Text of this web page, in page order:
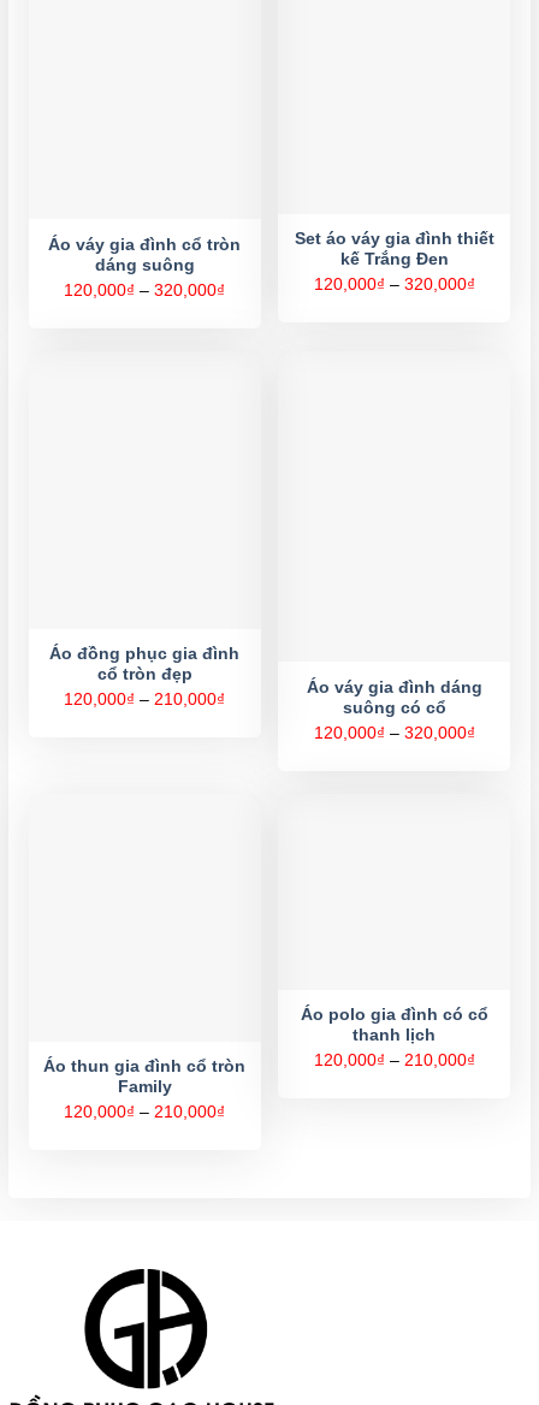
Áo váy gia đình cổ tròn
dáng suông
120,000₫ – 320,000₫
Set áo váy gia đình thiết
kế Trắng Đen
120,000₫ – 320,000₫Khoảng
Áo đồng phục gia đình
cổ tròn đẹp
120,000₫ – 210,000₫
Áo váy gia đình dáng
suông có cổ
120,000₫ – 320,000₫Khoảng
Áo thun gia đình cổ tròn
Family
120,000₫ – 210,000₫
Áo polo gia đình có cổ
thanh lịch
120,000₫ – 210,000₫Khoảng